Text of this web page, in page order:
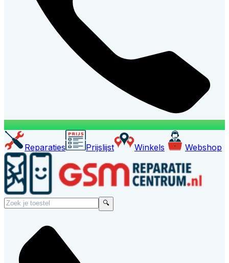
Reparaties Prijslijst Winkels Webshop
🔍